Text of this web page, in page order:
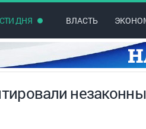
ДНЯ ВЛАСТЬ